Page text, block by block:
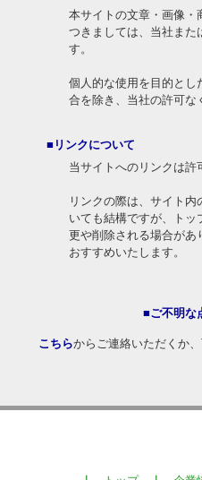
本サイトの文章・画像・
つきましては、当社また
す。
個人的な使用を目的とし
合を除き、当社の許可な
■リンクについて
当サイトへのリンクは許
リンクの際は、サイト
いても結構ですが、ト
更や削除される場合があ
おすすめいたします。
■ご不明な
こちらからご連絡いただくか